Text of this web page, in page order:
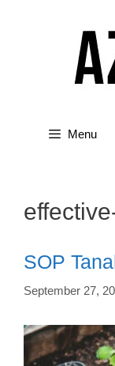
Menu
SOP
September 27,